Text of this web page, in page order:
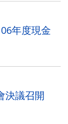
年度現金
決議召開